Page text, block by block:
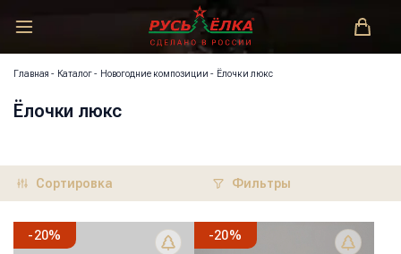
РУСЬ-ЁЛКА – ЗАКОНОДАТЕЛЬ МОДЫ!
Главная - Каталог- Новогодние композиции - Ёлочки люкс
Ёлочки люкс
Сортировка Фильтры
-20% -20%